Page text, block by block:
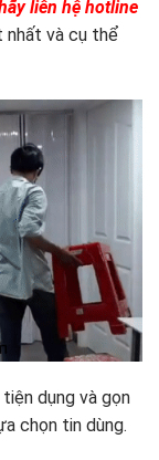
liên hệ hotline
nhất và cụ thể
dụng và gọn
chọn tin dùng.